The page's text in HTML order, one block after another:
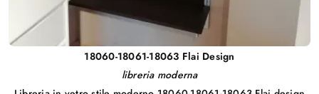
18060-18061-18063 Flai Design
libreria moderna